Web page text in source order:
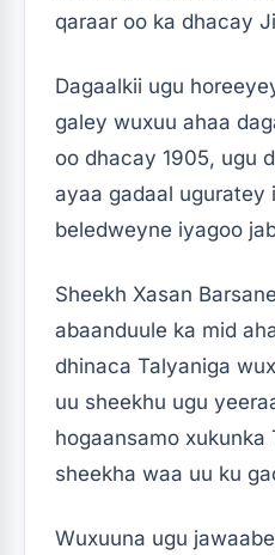
qaraar oo ka dhacay
Dagaalkii ugu
galey wuxuu ahaa
oo dhacay 1905, ugu
ayaa gadaal uguratey
beledweyne iyagoo
Sheekh Xasan
abaanduule ka mid
dhinaca Talyaniga
uu sheekhu ugu
hogaansamo xukunka
sheekha waa uu ku
Wuxuuna ugu